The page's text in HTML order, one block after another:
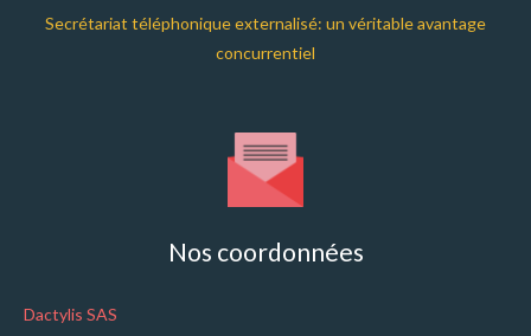
Secrétariat téléphonique externalisé: un véritable avantage
concurrentiel
Nos coordonnées
Dactylis SAS